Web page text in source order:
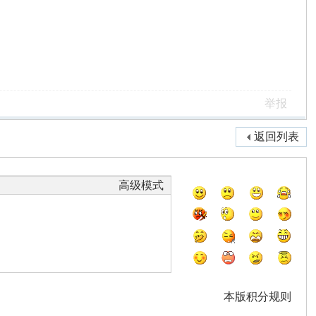
举报
返回列表
高级模式
本版积分规则